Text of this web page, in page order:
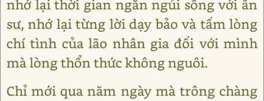
nhớ lại thời gian ngắn ngủi sống với ân
sư, nhớ lại từng lời dạy bảo và tấm lòng
chí tình của lão nhân gia đối với mình
mà lòng thổn thức không nguôi.
Chỉ mới qua năm ngày mà trông chàng